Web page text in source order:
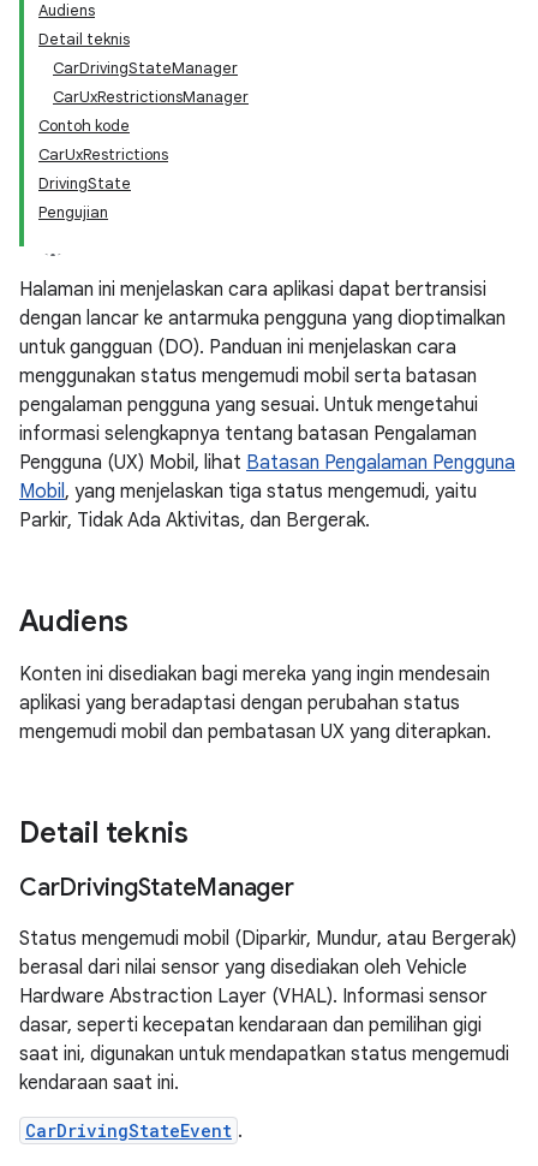
Audiens
Detail teknis
CarDrivingStateManager
CarUxRestrictionsManager
Contoh kode
CarUxRestrictions
DrivingState
Pengujian
Halaman ini menjelaskan cara aplikasi dapat bertransisi
dengan lancar ke antarmuka pengguna yang dioptimalkan
untuk gangguan (DO). Panduan ini menjelaskan cara
menggunakan status mengemudi mobil serta batasan
pengalaman pengguna yang sesuai. Untuk mengetahui
informasi selengkapnya tentang batasan Pengalaman
Pengguna (UX) Mobil, lihat Batasan Pengalaman Pengguna
Mobil, yang menjelaskan tiga status mengemudi, yaitu
Parkir, Tidak Ada Aktivitas, dan Bergerak.
Audiens
Konten ini disediakan bagi mereka yang ingin mendesain
aplikasi yang beradaptasi dengan perubahan status
mengemudi mobil dan pembatasan UX yang diterapkan.
Detail teknis
CarDrivingStateManager
Status mengemudi mobil (Diparkir, Mundur, atau Bergerak)
berasal dari nilai sensor yang disediakan oleh Vehicle
Hardware Abstraction Layer (VHAL). Informasi sensor
dasar, seperti kecepatan kendaraan dan pemilihan gigi
saat ini, digunakan untuk mendapatkan status mengemudi
kendaraan saat ini.
CarDrivingStateEvent .